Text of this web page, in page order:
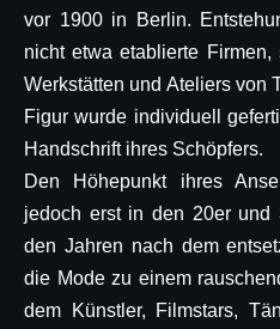
vor 1900 in Berlin.
nicht etwa etablierte
Werkstätten und Ateliers von
Figur wurde individuell
Handschrift ihres Schöpfers.
Den Höhepunkt ihres
jedoch erst in den 20er und
den Jahren nach dem
die Mode zu einem
dem Künstler, Filmstars,